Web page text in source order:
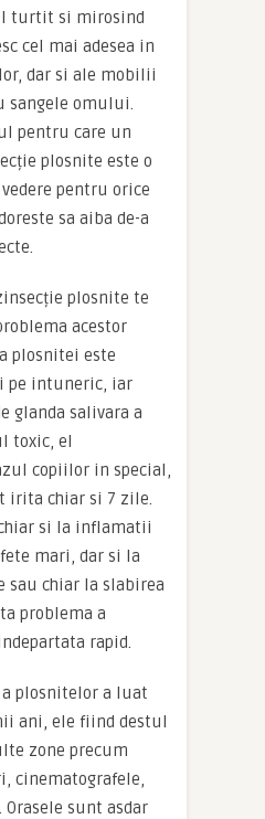
turtit si mirosind
cel mai adesea in
dar si ale mobilii
sangele omului.
pentru care un
plosnite este o
pentru orice
sa aiba de-a
plosnite te
acestor
plosnitei este
pe intuneric, iar
glanda salivara a
toxic, el
copiilor in special,
irita chiar si 7 zile.
si la inflamatii
mari, dar si la
chiar la slabirea
problema a
rapid.
a plosnitelor a luat
ani, ele fiind destul
zone precum
cinematografele,
sunt asdar